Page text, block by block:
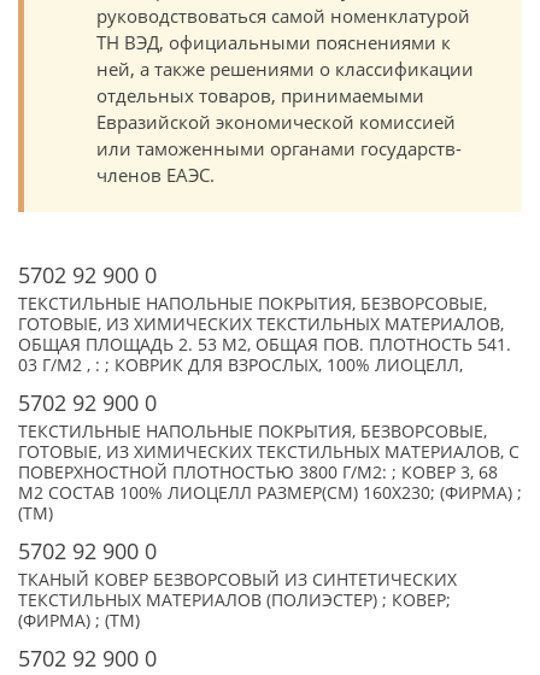
руководствоваться самой номенклатурой
ТН ВЭД, официальными пояснениями к
ней, а также решениями о классификации
отдельных товаров, принимаемыми
Евразийской экономической комиссией
или таможенными органами государств-
членов ЕАЭС.
5702 92 900 0
ТЕКСТИЛЬНЫЕ НАПОЛЬНЫЕ ПОКРЫТИЯ, БЕЗВОРСОВЫЕ,
ГОТОВЫЕ, ИЗ ХИМИЧЕСКИХ ТЕКСТИЛЬНЫХ МАТЕРИАЛОВ,
ОБЩАЯ ПЛОЩАДЬ 2. 53 М2, ОБЩАЯ ПОВ. ПЛОТНОСТЬ 541.
03 Г/М2 , : ; КОВРИК ДЛЯ ВЗРОСЛЫХ, 100% ЛИОЦЕЛЛ,
5702 92 900 0
ТЕКСТИЛЬНЫЕ НАПОЛЬНЫЕ ПОКРЫТИЯ, БЕЗВОРСОВЫЕ,
ГОТОВЫЕ, ИЗ ХИМИЧЕСКИХ ТЕКСТИЛЬНЫХ МАТЕРИАЛОВ, С
ПОВЕРХНОСТНОЙ ПЛОТНОСТЬЮ 3800 Г/М2: ; КОВЕР 3, 68
М2 СОСТАВ 100% ЛИОЦЕЛЛ РАЗМЕР(СМ) 160X230; (ФИРМА) ;
(TM)
5702 92 900 0
ТКАНЫЙ КОВЕР БЕЗВОРСОВЫЙ ИЗ СИНТЕТИЧЕСКИХ
ТЕКСТИЛЬНЫХ МАТЕРИАЛОВ (ПОЛИЭСТЕР) ; КОВЕР;
(ФИРМА) ; (TM)
5702 92 900 0